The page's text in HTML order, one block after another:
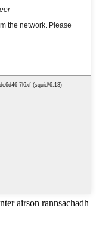
airson rannsachadh